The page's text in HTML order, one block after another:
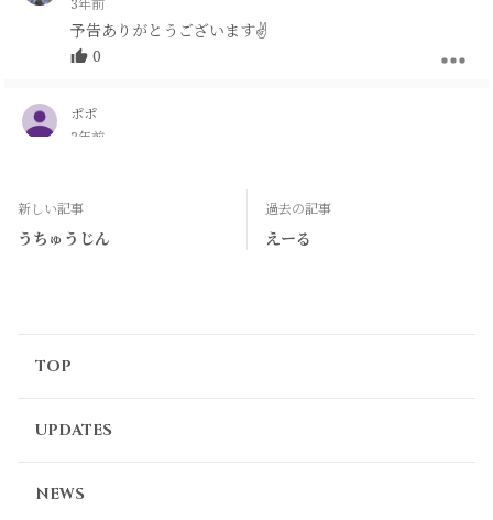
3年前
予告ありがとうございます✌
0
ポポ
3年前
0
予告ありがとう！
新しい記事
うちゅうじん
過去の記事
えーる
TOP
UPDATES
NEWS